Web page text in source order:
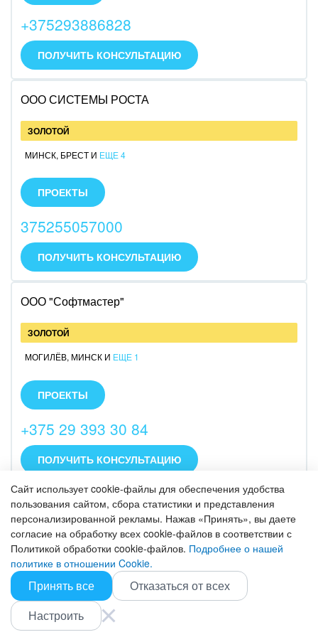
Услуги:
-консультации;
-настройка;
-внедрение;
-обучение;
-поддержка.
+375293886828
ПОЛУЧИТЬ КОНСУЛЬТАЦИЮ
ООО СИСТЕМЫ РОСТА
ЗОЛОТОЙ
МИНСК, БРЕСТ И ЕЩЕ 4
Разрабатываю и внедряю автоматизированные
системы управления бизнесом. Компетенции
ПРОЕКТЫ
375255057000
ПОЛУЧИТЬ КОНСУЛЬТАЦИЮ
ООО "Софтмастер"
ЗОЛОТОЙ
МОГИЛЁВ, МИНСК И ЕЩЕ 1
на "1С-Битрикс:Управление сайтом".
Интегрируем Битрикс24 с 1С, телефонией и сайтом.
компании 25 чел.
ПРОЕКТЫ
+375 29 393 30 84
ПОЛУЧИТЬ КОНСУЛЬТАЦИЮ
ИЛАИТА
БИЗНЕС
• Обучающий онлайн курс по Битрикс24 для малого
и среднего бизнеса.
• Анализ и оцифровка бизнес-процессов.
• Внедрение Битрикс24.
• Интеграция с IP-телефонией.
ПРОЕКТЫ
+375-29-388-24-24
Сайт использует cookie-файлы для обеспечения удобства
пользования сайтом, сбора статистики и представления
персонализированной рекламы. Нажав «Принять», вы даете
согласие на обработку всех cookie-файлов в соответствии с
Политикой обработки cookie-файлов. Подробнее о нашей
политике в отношении Cookie.
Принять все
Отказаться от всех
Настроить